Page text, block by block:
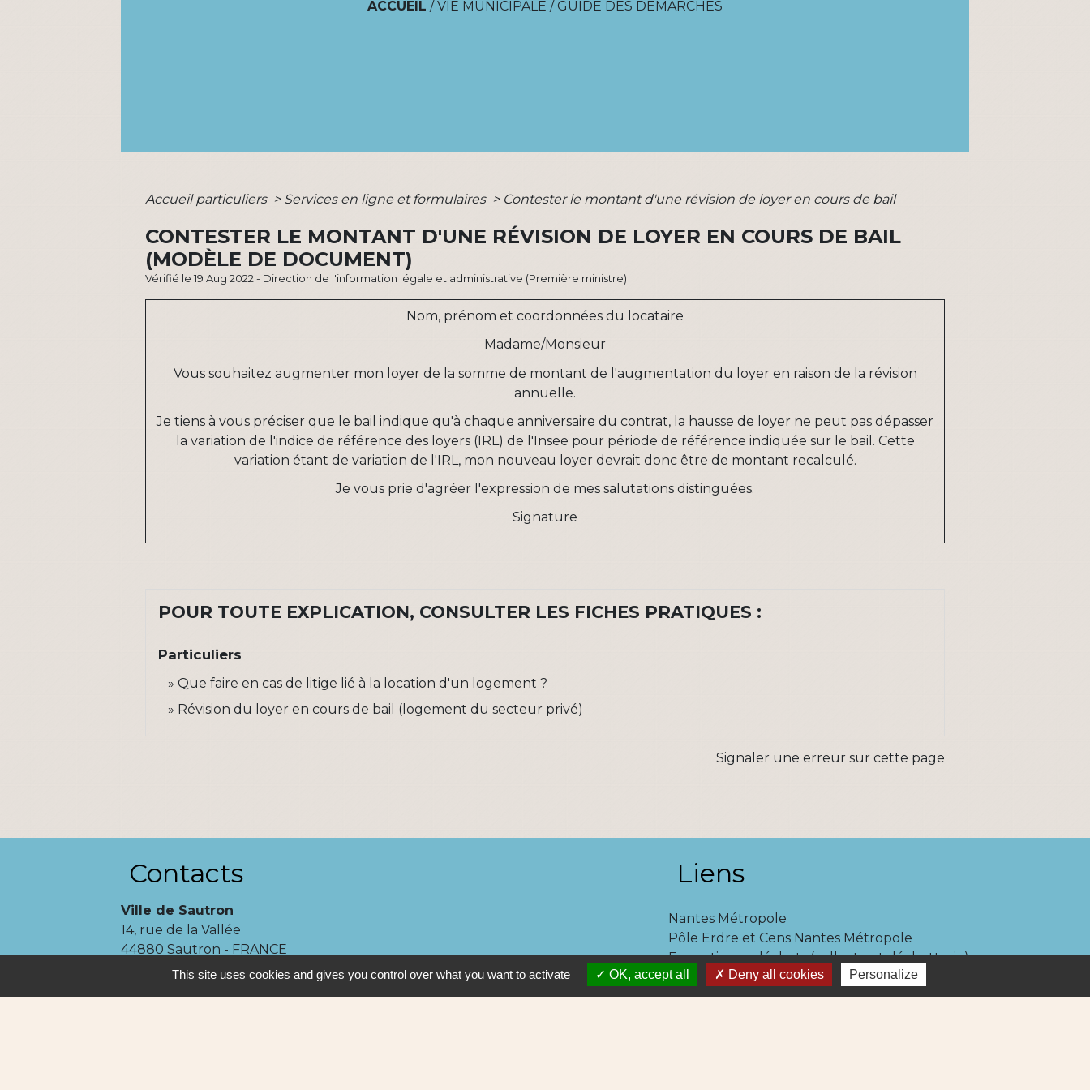
ACCUEIL /VIE MUNICIPALE / GUIDE DES DÉMARCHES
Accueil particuliers > Services en ligne et formulaires > Contester le montant d'une révision de loyer en cours de bail
CONTESTER LE MONTANT D'UNE RÉVISION DE LOYER EN COURS DE BAIL
(MODÈLE DE DOCUMENT)
Vérifié le 19 Aug 2022 - Direction de l'information légale et administrative (Première ministre)
Nom, prénom et coordonnées du locataire
Madame/Monsieur
Vous souhaitez augmenter mon loyer de la somme de montant de l'augmentation du loyeren raison de la révision
annuelle.
Je tiens à vous préciser que le bail indique qu'à chaque anniversaire du contrat, la hausse de loyer ne peut pas dépasser
la variation de l'indice de référence des loyers (IRL) de l'Insee pour période de référence indiquée sur le bail . Cette
variation étant de variation de l'IRL, mon nouveau loyer devrait donc être de montant recalculé.
Je vous prie d'agréer l'expression de mes salutations distinguées.
Signature
POUR TOUTE EXPLICATION, CONSULTER LES FICHES PRATIQUES :
Particuliers
Que faire en cas de litige lié à la location d'un logement ?
Révision du loyer en cours de bail (logement du secteur privé)
Signaler une erreur sur cette page
Contacts
Ville de Sautron
14, rue de la Vallée
44880 Sautron - FRANCE
+33 2 51 77 86 86
Contact par formulaire
Liens
Nantes Métropole
Pôle Erdre et Cens Nantes Métropole
En pratique : déchets (collecte et déchetterie)
NAOLIB Ligne 69
Aleop Ligne Lila 320
This site uses cookies and gives you control over what you want to activate OK, accept all Deny all cookies Personalize